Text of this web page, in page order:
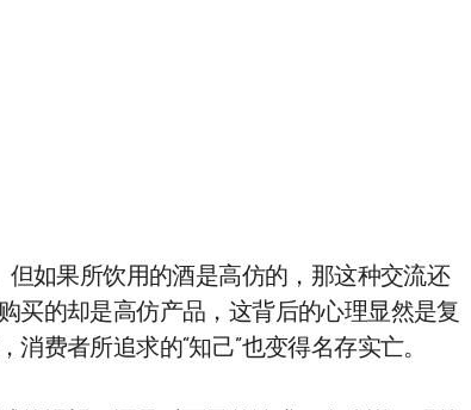
但如果所饮用的酒是高仿的，那这种交流还
买的却是高仿产品，这背后的心理显然是复
费者所追求的“知己”也变得名存实亡。